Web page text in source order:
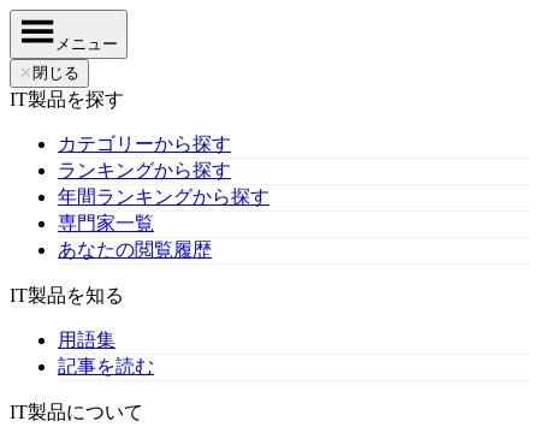
メニュー
✕ 閉じる
IT製品を探す
カテゴリーから探す
ランキングから探す
年間ランキングから探す
専門家一覧
あなたの閲覧履歴
IT製品を知る
用語集
記事を読む
IT製品について